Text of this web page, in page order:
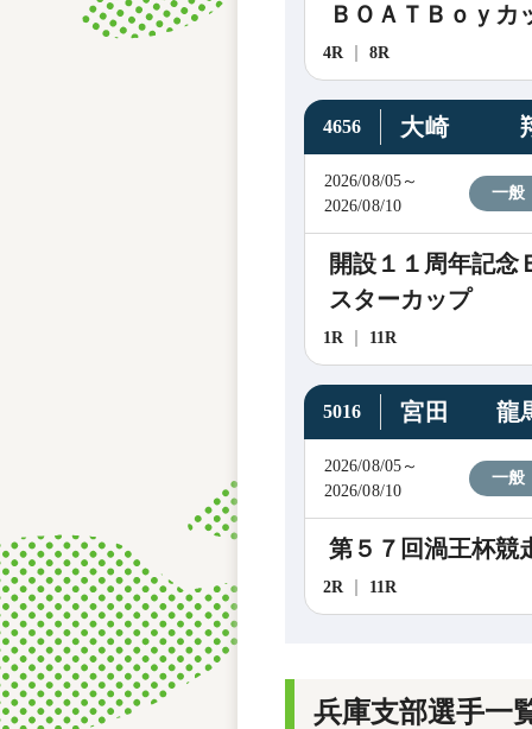
ＢＯＡＴＢｏｙカ
4R 8R
4656 大崎
2026/08/05～
2026/08/10
一般
開設１１周年記念
スターカップ
1R 11R
5016 宮田 龍
2026/08/05～
2026/08/10
一般
第５７回渦王杯競
2R 11R
兵庫支部選手一